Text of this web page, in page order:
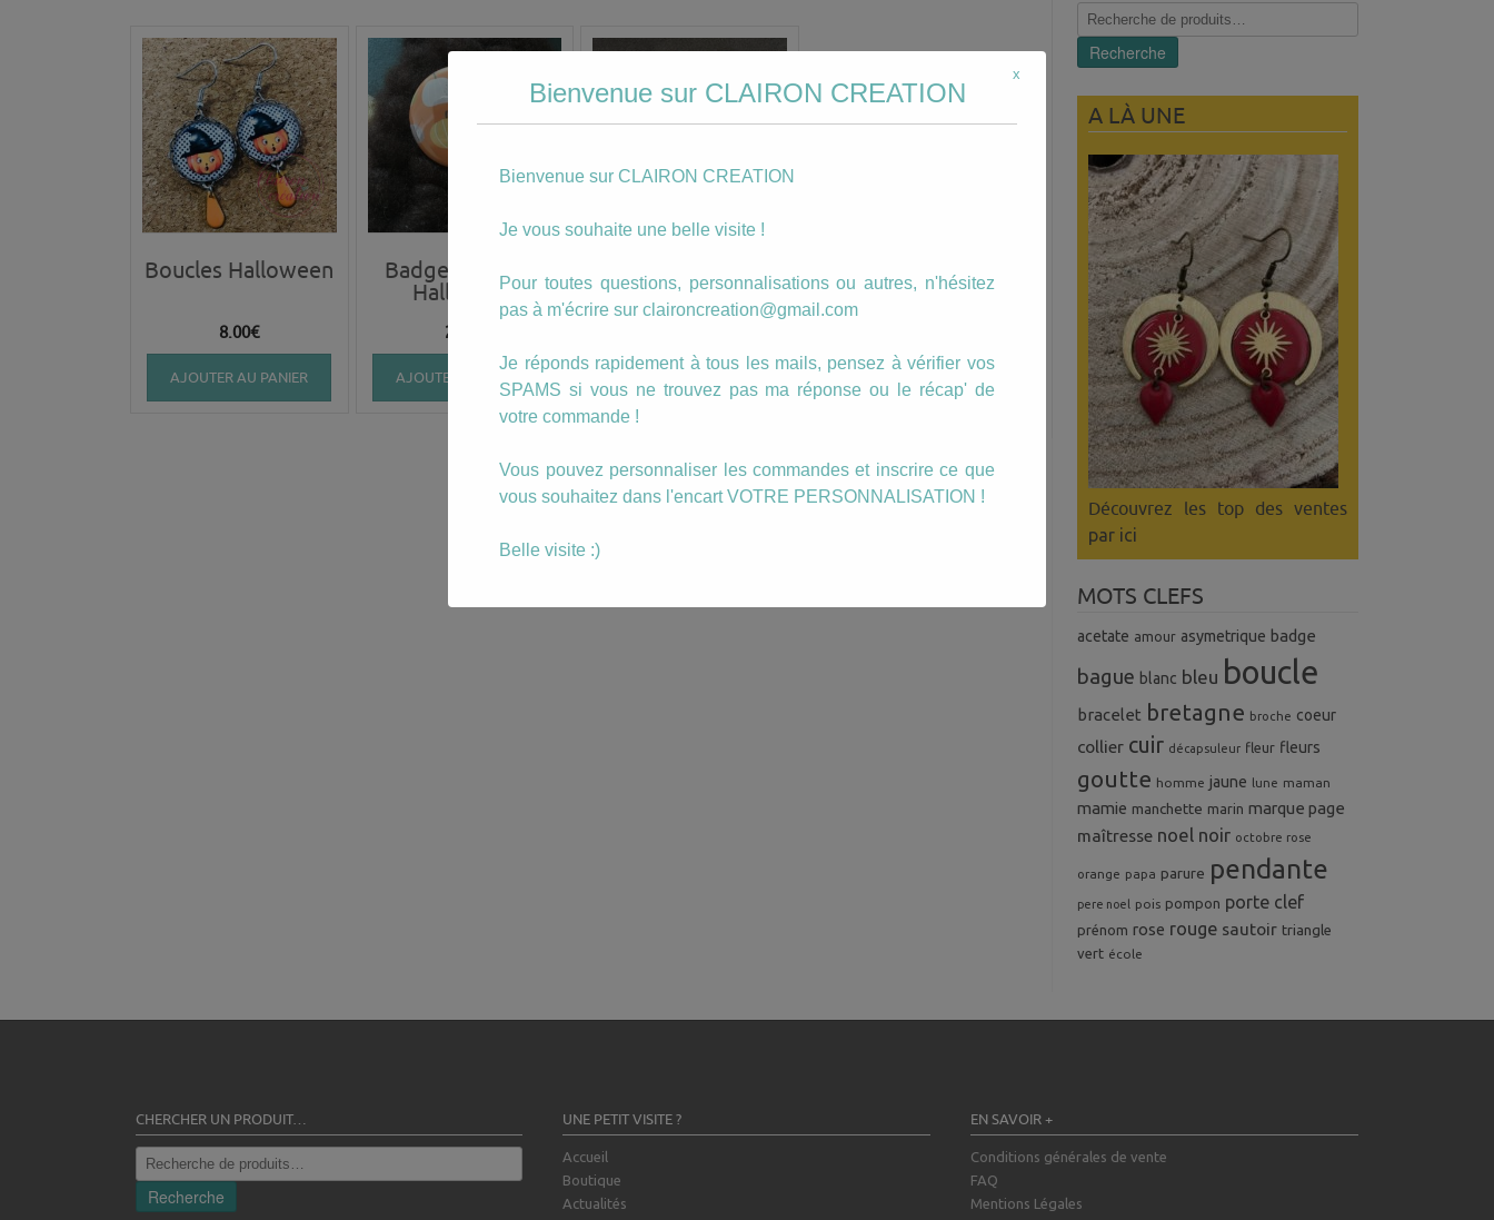
récent
au
plus
ancien
Boucles Halloween
8.00€
AJOUTER AU PANIER
Badge Citrouille
Halloween
2.50
AJOUTER AU PANIER
Boucles Citrouilles
Halloween
Recherche
pour :
Recherche
A LÀ UNE
Découvrez les top des ventes
par ici
MOTS CLEFS
acetate amour asymetrique badge
bague blanc bleu boucle
bracelet bretagne broche coeur
collier cuir décapsuleur fleur fleurs
goutte homme jaune lune maman
mamie manchette marin marque page
maîtresse noel noir octobre rose
orange papa parure pendante
pere noel pois pompon porte clef
prénom rose rouge sautoir triangle
vert école
CHERCHER UN PRODUIT…
Recherche
pour :
Recherche
UNE PETIT VISITE ?
Accueil
Boutique
Actualités
EN SAVOIR +
Conditions générales de vente
FAQ
Mentions Légales
Bienvenue sur CLAIRON CREATION
Bienvenue sur CLAIRON CREATION
Je vous souhaite une belle visite !
Pour toutes questions, personnalisations ou autres, n'hésitez
pas à m'écrire sur claironcreation@gmail.com
Je réponds rapidement à tous les mails, pensez à vérifier vos
SPAMS si vous ne trouvez pas ma réponse ou le récap' de
votre commande !
Vous pouvez personnaliser les commandes et inscrire ce que
vous souhaitez dans l'encart VOTRE PERSONNALISATION !
Belle visite :)
x